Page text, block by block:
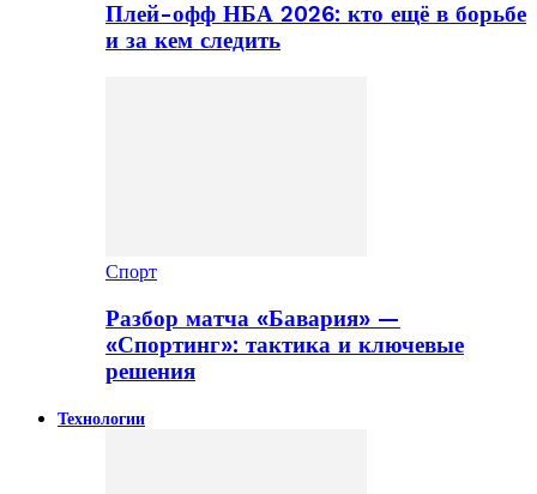
Плей-офф НБА 2026: кто ещё в борьбе
и за кем следить
Спорт
Разбор матча «Бавария» —
«Спортинг»: тактика и ключевые
решения
Технологии